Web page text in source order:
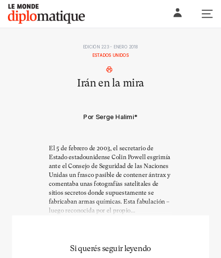
Skip
content
Le monde diplomatique
EDICIÓN 223 - ENERO 2018
ESTADOS UNIDOS
Irán en la mira
Por Serge Halimi*
El 5 de febrero de 2003, el secretario de
Estado estadounidense Colin Powell esgrimía
ante el Consejo de Seguridad de las Naciones
Unidas un frasco pasible de contener ántrax y
comentaba unas fotografías satelitales de
sitios secretos donde supuestamente se
fabricaban armas químicas. Esta fabulación –
luego reconocida por el propio...
Si querés seguir leyendo